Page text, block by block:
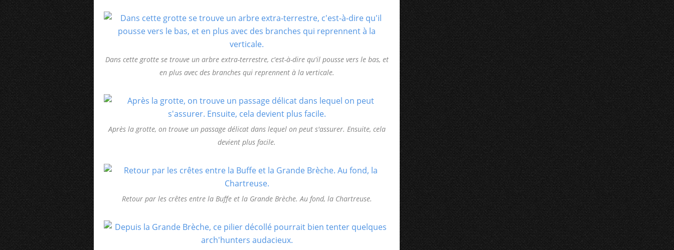
Dans cette grotte se trouve un arbre extra-terrestre, c'est-à-dire qu'il pousse vers le bas, et
en plus avec des branches qui reprennent à la verticale.
Après la grotte, on trouve un passage délicat dans lequel on peut s'assurer. Ensuite, cela
devient plus facile.
Retour par les crêtes entre la Buffe et la Grande Brèche. Au fond, la Chartreuse.